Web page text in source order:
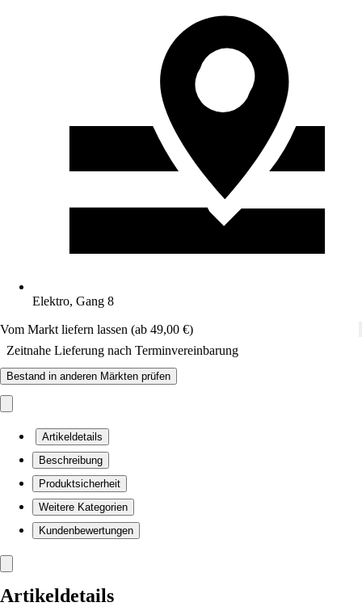
Elektro, Gang 8
Vom Markt liefern lassen (ab 49,00 €)
Zeitnahe Lieferung nach Terminvereinbarung
Bestand in anderen Märkten prüfen
Artikeldetails
Beschreibung
Produktsicherheit
Weitere Kategorien
Kundenbewertungen
Artikeldetails